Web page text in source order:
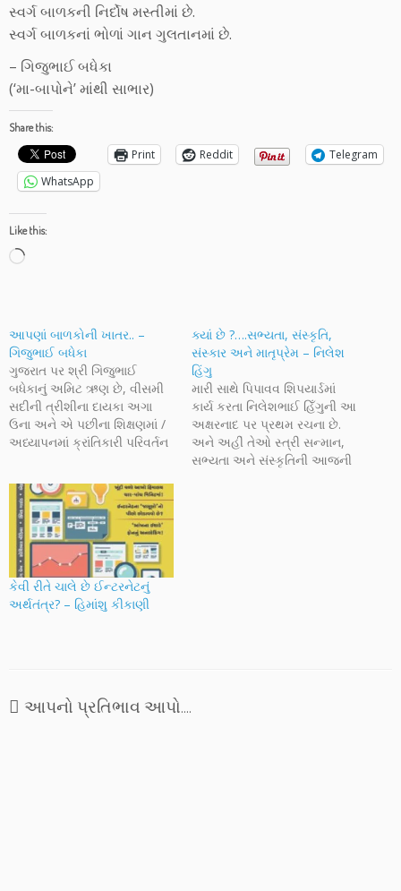
સ્વર્ગ બાળકની નિર્દોષ મસ્તીમાં છે.
સ્વર્ગ બાળકનાં ભોળાં ગાન ગુલતાનમાં છે.
– ગિજુભાઈ બધેકા
(‘મા-બાપોને’ માંથી સાભાર)
Share this:
Print Reddit
Telegram
WhatsApp
Like this:
Loading…
આપણાં બાળકોની ખાતર.. –
ગિજુભાઈ બધેકા
ગુજરાત પર શ્રી ગિજુભાઈ
બધેકાનું અમિટ ઋણ છે, વીસમી
સદીની ત્રીશીના દાયકા અગા
ઉના અને એ પછીના શિક્ષણમાં /
અધ્યાપનમાં ક્રાંતિકારી પરિવર્તન
ઉના 'સોટી વાગે ચમચમ અને
વિદ્યા આવે રમઝમ'ના હિંસક
શિક્ષણ સિદ્ધાંતને સ્થાને બાળકને
પ્રેમ, સ્નેહ, સમજાવટ,
સહાનુભૂતિ,…
ક્યાં છે ?….સભ્યતા, સંસ્કૃતિ,
સંસ્કાર અને માતૃપ્રેમ – નિલેશ
હિંગુ
મારી સાથે પિપાવવ શિપયાર્ડમાં
કાર્ય કરતા નિલેશભાઈ હિઁગુની આ
અક્ષરનાદ પર પ્રથમ રચના છે.
અને અહીં તેઓ સ્ત્રી સન્માન,
સભ્યતા અને સંસ્કૃતિની આજની
કેવી રીતે ચાલે છે ઈન્ટરનેટનું
અર્થતંત્ર? – હિમાંશુ કીકાણી
આપનો પ્રતિભાવ આપો....